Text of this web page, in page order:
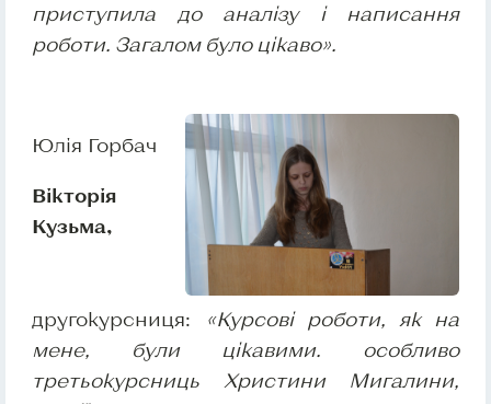
приступила до аналізу і написання
роботи. Загалом було цікаво».
Юлія Горбач
Вікторія
Кузьма,
другокурсниця:
«Курсові роботи, як на
мене, були цікавими. особливо
третьокурсниць Христини Мигалини,